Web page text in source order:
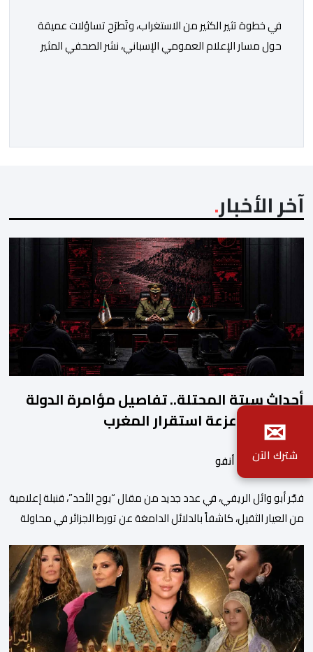
في خطوة تثير الكثير من الاستغراب، وتَطرَح تساؤلات عميقة
حول مسار الإعلام العمومي الإسباني، نشر الصحفي المثير
الاجتماعية”، يُمثِّل خروجاً غير مألوف عن الخط التحريري
آخر الأخبار
أحداث سبتة المحتلة.. تفاصيل مؤامرة الدولة
الجزائرية لزعزعة استقرار المغرب
بواسطة أحداث. أنفو
فجَّر أبو وائل الريفي، في عدد جديد من مقال “بوح الأحد”، قنبلة إعلامية
من العيار الثقيل، كاشفاً بالدلائل الدامغة عن تورط الجزائر في محاولة
الاستراتيجية مع إسبانيا، كاشفا خيوط حملة تحريضية ممنهجة شنتها
الحسابات والمنصات التابعة للمخابرات العسكرية الجزائرية لاستدراج
الشباب والقاصرين عبر مواقع التواصل الاجتماعي، وذلك […]
✉
شترك الآن